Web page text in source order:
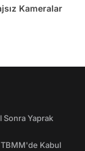
Kameralar
Sonra Yaprak
Kabul